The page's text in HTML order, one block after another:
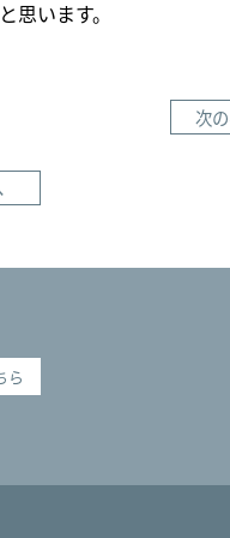
います。
次
ら